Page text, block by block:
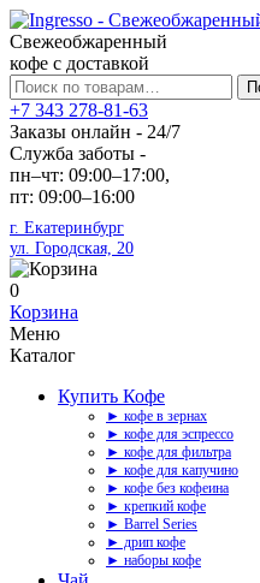
Свежеобжаренный
кофе с доставкой
Искать:
+7 343 278-81-63
Заказы онлайн - 24/7
Служба заботы -
пн–чт: 09:00–17:00,
пт: 09:00–16:00
г. Екатеринбург
ул. Городская, 20
0
Корзина
Меню
Каталог
Купить Кофе
► кофе в зернах
► кофе для эспрессо
► кофе для фильтра
► кофе для капучино
► кофе без кофеина
► крепкий кофе
► Barrel Series
► дрип кофе
► наборы кофе